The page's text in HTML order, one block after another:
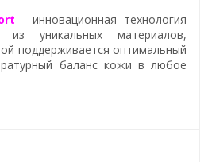
- инновационная технология
из уникальных материалов,
поддерживается оптимальный
баланс кожи в любое